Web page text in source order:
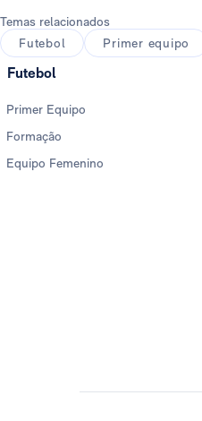
Temas relacionados
Futebol
Primer equipo
Futebol
Primer Equipo
Formação
Equipo Femenino